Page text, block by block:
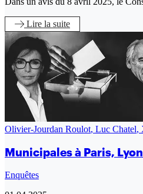
Lire la suite
Olivier-Jourdan Roulot, Luc Chatel,
Municipales à Paris,
Enquêtes